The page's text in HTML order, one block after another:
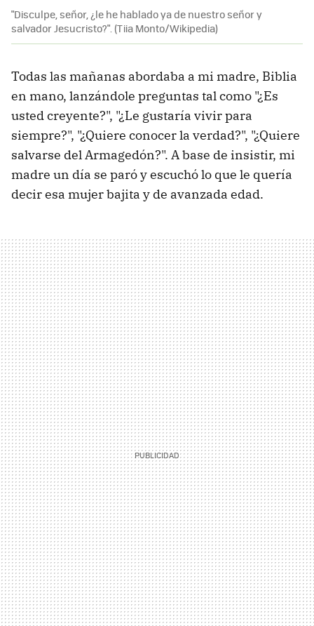
"Disculpe, señor, ¿le he hablado ya de nuestro señor y
salvador Jesucristo?". (Tiia Monto/Wikipedia)
Todas las mañanas abordaba a mi madre, Biblia
en mano, lanzándole preguntas tal como "¿Es
usted creyente?", "¿Le gustaría vivir para
siempre?", "¿Quiere conocer la verdad?", "¿Quiere
salvarse del Armagedón?". A base de insistir, mi
madre un día se paró y escuchó lo que le quería
decir esa mujer bajita y de avanzada edad.